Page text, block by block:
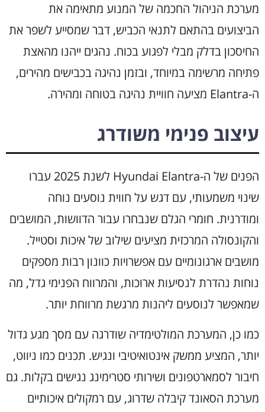
מערכת הניהול החכמה של המנוע מתאימה את
הביצועים בהתאם לתנאי הכביש, דבר שמסייע לשפר את
החיסכון בדלק מבלי לפגוע בכוח. נהגים ייהנו מהאצת
פתיחה מרשימה במיוחד, ובזמן נהיגה בכבישים מהירים,
ה-Elantra מציעה חוויית נהיגה בטוחה ומהירה.
עיצוב פנימי משודרג
הפנים של ה-Hyundai Elantra לשנת 2025 עברו
שינוי משמעותי, עם דגש על חווית נוסעים נוחה
ומודרנית. חומרי הגלם שנבחרו עבור הדוושות, המושבים
והקונסולה המרכזית מציעים שילוב של איכות וסטייל.
מושבים ארגונומיים עם אפשרויות כוונון רבות מספקים
נוחות נהדרת לנסיעות ארוכות, והמרווח הפנימי גדל, מה
שמאפשר לנוסעים ליהנות מרגשת מרווחת יותר.
כמו כן, המערכת המולטימדיה שודרגה עם מסך מגע גדול
יותר, המציע ממשק אינטואיטיבי ונגיש. תכנים כמו ניווט,
חיבור לסמארטפונים ושירותי סטרימינג נגישים בקלות. גם
מערכת הסאונד קיבלה שדרוג, עם רמקולים איכותיים